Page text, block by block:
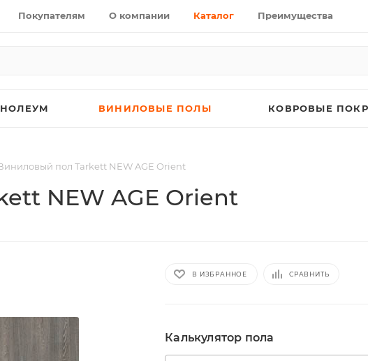
Покупателям О компании Каталог Преимущества
ВИНИЛОВЫЕ ПОЛЫ КОВРОВЫЕ
пол Tarkett NEW AGE Orient
NEW AGE Orient
В ИЗБРАННОЕ СРАВНИТЬ
Калькулятор пола